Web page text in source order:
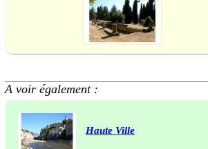
A voir également :
Haute Ville